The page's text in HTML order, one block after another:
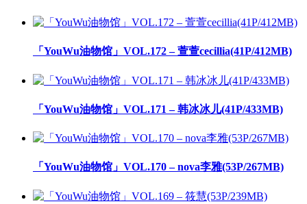
「YouWu油物馆」VOL.172 – 萱萱cecillia(41P/412MB)
「YouWu油物馆」VOL.171 – 韩冰冰儿(41P/433MB)
「YouWu油物馆」VOL.170 – nova李雅(53P/267MB)